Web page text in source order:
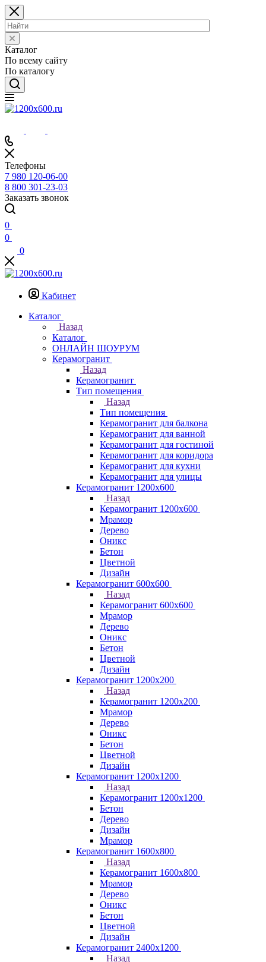
Каталог
По всему сайту
По каталогу
Телефоны
7 980 120-06-00
8 800 301-23-03
Заказать звонок
0
0
0
Кабинет
Каталог
Назад
Каталог
ОНЛАЙН ШОУРУМ
Керамогранит
Назад
Керамогранит
Тип помещения
Назад
Тип помещения
Керамогранит для балкона
Керамогранит для ванной
Керамогранит для гостиной
Керамогранит для коридора
Керамогранит для кухни
Керамогранит для улицы
Керамогранит 1200х600
Назад
Керамогранит 1200х600
Мрамор
Дерево
Оникс
Бетон
Цветной
Дизайн
Керамогранит 600х600
Назад
Керамогранит 600х600
Мрамор
Дерево
Оникс
Бетон
Цветной
Дизайн
Керамогранит 1200x200
Назад
Керамогранит 1200x200
Мрамор
Дерево
Оникс
Бетон
Цветной
Дизайн
Керамогранит 1200x1200
Назад
Керамогранит 1200x1200
Бетон
Дерево
Дизайн
Мрамор
Керамогранит 1600х800
Назад
Керамогранит 1600х800
Мрамор
Дерево
Оникс
Бетон
Цветной
Дизайн
Керамогранит 2400х1200
Назад